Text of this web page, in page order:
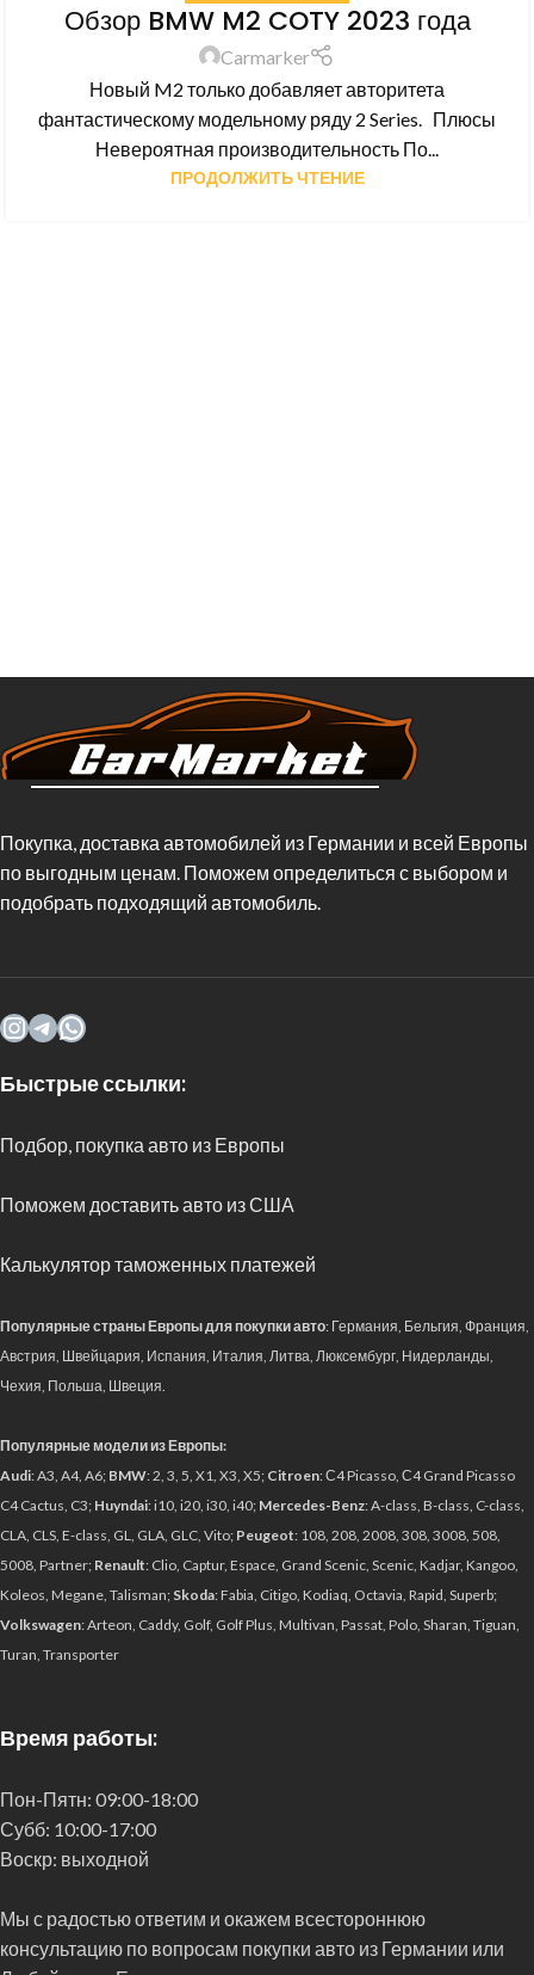
Обзор BMW M2 COTY 2023 года
Carmarker
Новый M2 только добавляет авторитета
фантастическому модельному ряду 2 Series. Плюсы
Невероятная производительность По...
ПРОДОЛЖИТЬ ЧТЕНИЕ
Покупка, доставка автомобилей из Германии и всей Европы
по выгодным ценам. Поможем определиться с выбором и
подобрать подходящий автомобиль.
Быстрые ссылки:
Подбор, покупка авто из Европы
Поможем доставить авто из США
Калькулятор таможенных платежей
Популярные страны Европы для покупки авто: Германия, Бельгия, Франция,
Австрия, Швейцария, Испания, Италия, Литва, Люксембург, Нидерланды,
Чехия, Польша, Швеция.
Популярные модели из Европы:
Audi: A3, A4, A6; BMW: 2, 3, 5, X1, X3, X5; Citroen: С4 Picasso, С4 Grand Picasso
C4 Cactus, C3; Huyndai: i10, i20, i30, i40; Mercedes-Benz: A-class, B-class, C-class,
CLA, CLS, E-class, GL, GLA, GLC, Vito; Peugeot: 108, 208, 2008, 308, 3008, 508,
5008, Partner; Renault: Clio, Captur, Espace, Grand Scenic, Scenic, Kadjar, Kangoo,
Koleos, Megane, Talisman; Skoda: Fabia, Citigo, Kodiaq, Octavia, Rapid, Superb;
Volkswagen: Arteon, Caddy, Golf, Golf Plus, Multivan, Passat, Polo, Sharan, Tiguan,
Turan, Transporter
Время работы:
Пон-Пятн: 09:00-18:00
Субб: 10:00-17:00
Воскр: выходной
Мы с радостью ответим и окажем всестороннюю
консультацию по вопросам покупки авто из Германии или